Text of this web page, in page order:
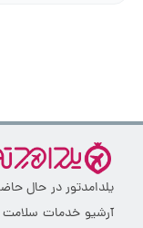
یلدامدتور در حال
آرشیو خدمات سلامت